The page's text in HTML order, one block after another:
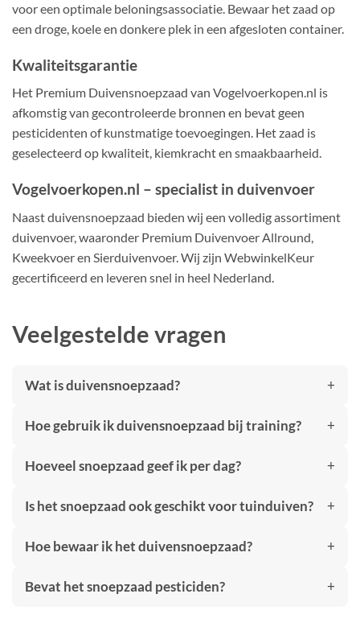
voor een optimale beloningsassociatie. Bewaar het zaad op
een droge, koele en donkere plek in een afgesloten container.
Kwaliteitsgarantie
Het Premium Duivensnoepzaad van Vogelvoerkopen.nl is
afkomstig van gecontroleerde bronnen en bevat geen
pesticidenten of kunstmatige toevoegingen. Het zaad is
geselecteerd op kwaliteit, kiemkracht en smaakbaarheid.
Vogelvoerkopen.nl – specialist in duivenvoer
Naast duivensnoepzaad bieden wij een volledig assortiment
duivenvoer, waaronder Premium Duivenvoer Allround,
Kweekvoer en Sierduivenvoer. Wij zijn WebwinkelKeur
gecertificeerd en leveren snel in heel Nederland.
Veelgestelde vragen
Wat is duivensnoepzaad?
Hoe gebruik ik duivensnoepzaad bij training?
Hoeveel snoepzaad geef ik per dag?
Is het snoepzaad ook geschikt voor tuinduiven?
Hoe bewaar ik het duivensnoepzaad?
Bevat het snoepzaad pesticiden?